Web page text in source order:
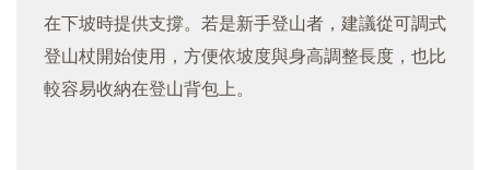
在下坡時提供支撐。若是新手登山者，建議從可調式
登山杖開始使用，方便依坡度與身高調整長度，也比
較容易收納在登山背包上。